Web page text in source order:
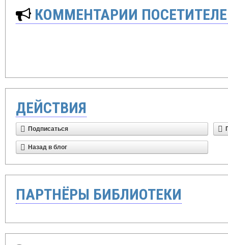
КОММЕНТАРИИ
ДЕЙСТВИЯ
Подписаться
Назад в блог
ПАРТНЁРЫ БИБЛИОТЕКИ